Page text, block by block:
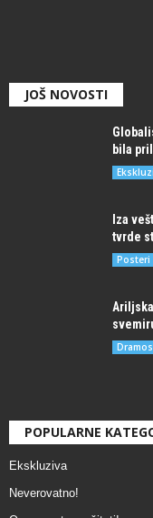
JOŠ NOVOSTI
bila
Iza
tvrde
Posteri
POPULARNE
Ekskluziva
Neverovatno!